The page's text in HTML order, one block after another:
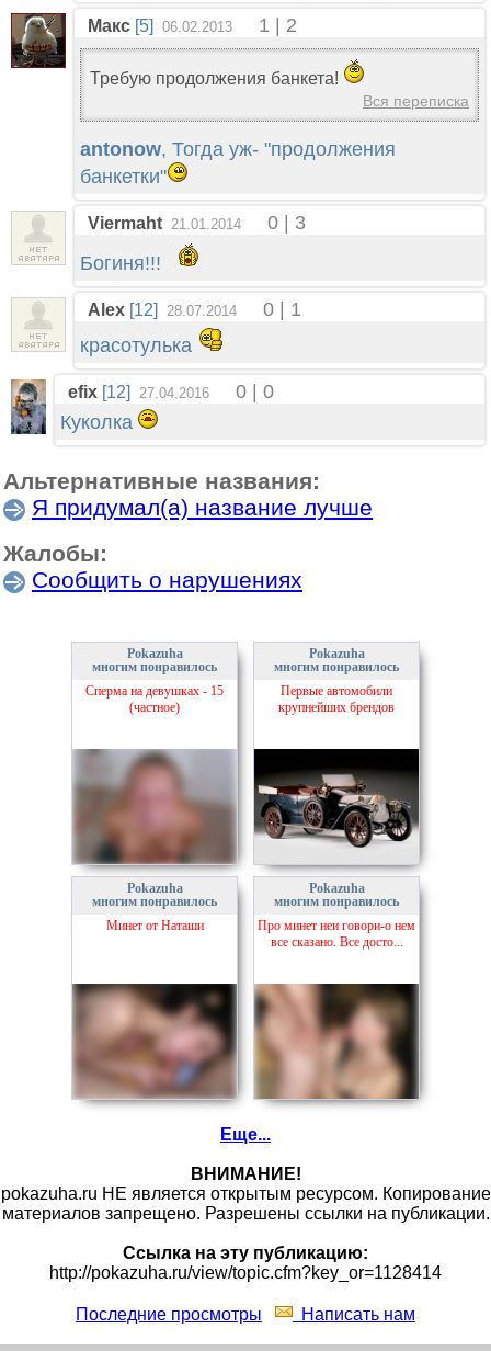
Макс [5] 06.02.2013 1 | 2
Требую продолжения банкета!
Вся переписка
antonow, Тогда уж- "продолжения
банкетки"
Viermaht 21.01.2014
0 | 3
Богиня!!!
Alex [12] 28.07.2014
0 | 1
красотулька
efix [12] 27.04.2016
0 | 0
Куколка
Альтернативные названия:
Я придумал(а) название лучше
Жалобы:
Сообщить о нарушениях
Pokazuha
многим понравилось
Сперма на девушках - 15
(частное)
Pokazuha
многим понравилось
Первые автомобили
крупнейших брендов
Pokazuha
многим понравилось
Минет от Наташи
Pokazuha
многим понравилось
Про минет неи говори-о нем
все сказано. Все досто...
Еще...
ВНИМАНИЕ!
pokazuha.ru НЕ является открытым ресурсом. Копирование
материалов запрещено. Разрешены ссылки на публикации.
Ссылка на эту публикацию:
http://pokazuha.ru/view/topic.cfm?key_or=1128414
Последние просмотры Написать нам